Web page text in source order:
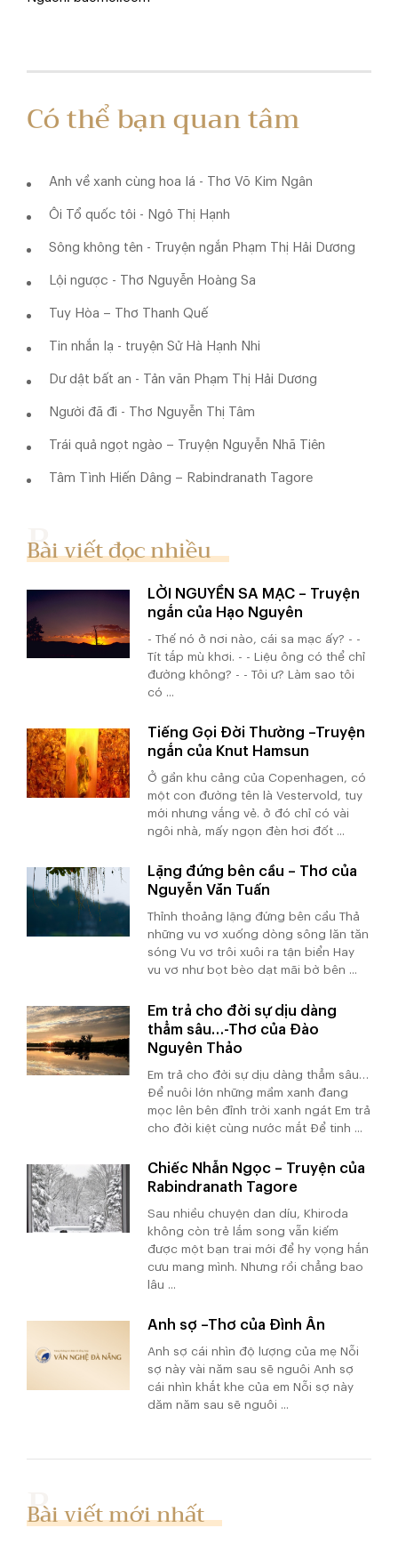
Có thể bạn quan tâm
Anh về xanh cùng hoa lá - Thơ Võ Kim Ngân
Ôi Tổ quốc tôi - Ngô Thị Hạnh
Sông không tên - Truyện ngắn Phạm Thị Hải Dương
Lội ngược - Thơ Nguyễn Hoàng Sa
Tuy Hòa – Thơ Thanh Quế
Tin nhắn lạ - truyện Sử Hà Hạnh Nhi
Dư dật bất an - Tản văn Phạm Thị Hải Dương
Người đã đi - Thơ Nguyễn Thị Tâm
Trái quả ngọt ngào – Truyện Nguyễn Nhã Tiên
Tâm Tình Hiến Dâng – Rabindranath Tagore
Bài viết đọc nhiều
LỜI NGUYỀN SA MẠC – Truyện
ngắn của Hạo Nguyên
- Thế nó ở nơi nào, cái sa mạc ấy? - -
Tít tắp mù khơi. - - Liệu ông có thể chỉ
đường không? - - Tôi ư? Làm sao tôi
có ...
Tiếng Gọi Đời Thường –Truyện
ngắn của Knut Hamsun
Ở gần khu cảng của Copenhagen, có
một con đường tên là Vestervold, tuy
mới nhưng vắng vẻ. ở đó chỉ có vài
ngôi nhà, mấy ngọn đèn hơi đốt ...
Lặng đứng bên cầu – Thơ của
Nguyễn Văn Tuấn
Thỉnh thoảng lặng đứng bên cầu Thả
những vu vơ xuống dòng sông lăn tăn
sóng Vu vơ trôi xuôi ra tận biển Hay
vu vơ như bọt bèo dạt mãi bờ bên ...
Em trả cho đời sự dịu dàng
thẳm sâu…-Thơ của Đào
Nguyên Thảo
Em trả cho đời sự dịu dàng thẳm sâu…
Để nuôi lớn những mầm xanh đang
mọc lên bên đỉnh trời xanh ngát Em trả
cho đời kiệt cùng nước mắt Để tinh ...
Chiếc Nhẫn Ngọc – Truyện của
Rabindranath Tagore
Sau nhiều chuyện dan díu, Khiroda
không còn trẻ lắm song vẫn kiếm
được một bạn trai mới để hy vọng hắn
cưu mang mình. Nhưng rồi chẳng bao
lâu ...
Anh sợ –Thơ của Đình Ân
Anh sợ cái nhìn độ lượng của mẹ Nỗi
sợ này vài năm sau sẽ nguôi Anh sợ
cái nhìn khắt khe của em Nỗi sợ này
dăm năm sau sẽ nguôi ...
Bài viết mới nhất